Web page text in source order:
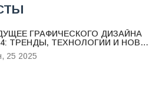
ГРАФИЧЕСКОГО ДИЗАЙНА
ТРЕНДЫ, ТЕХНОЛОГИИ И НОВЫЕ
25 2025